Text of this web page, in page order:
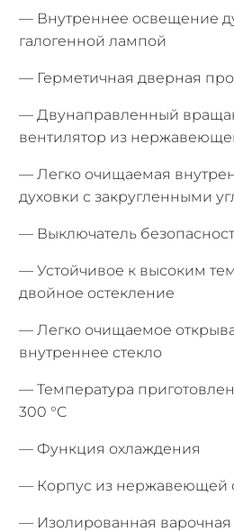
— Внутреннее освещение
галогенной лампой
— Герметичная дверная
— Двунаправленный
вентилятор из
— Легко очищаемая
духовки с закругленными
— Выключатель
— Устойчивое к высоким
двойное остекление
— Легко очищаемое
внутреннее стекло
— Температура
300 °C
— Функция охлаждения
— Корпус из нержавеющей
— Изолированная варочная